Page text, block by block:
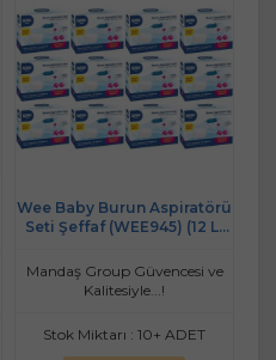
Wee Baby Burun Aspiratörü
Seti Şeffaf (WEE945) (12 Li
Mandaş Group Güvencesi ve
Kalitesiyle...!
Stok Miktarı : 10+ ADET